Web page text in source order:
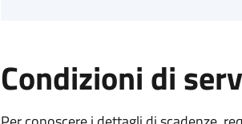
Condizioni di